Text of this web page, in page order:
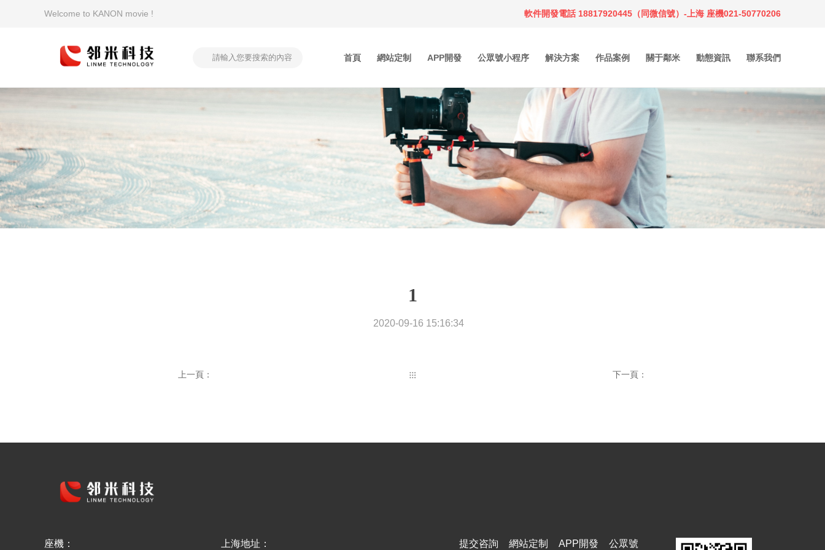
Welcome to KANON movie ! 軟件開發電話 18817920445（同微信號）-上海 座機021-50770206
首頁 網站定制 APP開發 公眾號小程序 解決方案 作品案例 關于鄰米 動態資訊 聯系我們
首頁
網站定制
APP開發
公眾號小程序
解決方案
作品案例
1
2020-09-16 15:16:34
上一頁： 下一頁：
座機： 上海地址： 提交咨詢 網站定制 APP開發 公眾號